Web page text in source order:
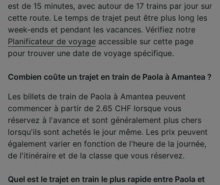
est de 15 minutes, avec autour de 17 trains par jour sur
cette route. Le temps de trajet peut être plus long les
week-ends et pendant les vacances. Vérifiez notre
Planificateur de voyage accessible sur cette page
pour trouver une date de voyage spécifique.
Combien coûte un trajet en train de Paola à Amantea ?
Les billets de train de Paola à Amantea peuvent
commencer à partir de 2.65 CHF lorsque vous
réservez à l'avance et sont généralement plus chers
lorsqu'ils sont achetés le jour même. Les prix peuvent
également varier en fonction de l'heure de la journée,
de l'itinéraire et de la classe que vous réservez.
Quel est le trajet en train le plus rapide entre Paola et